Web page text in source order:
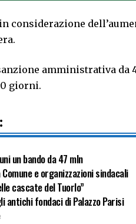
considerazione
amministrativa da
giorni.
un bando da 47 mln
e organizzazioni sindacali
cascate del Tuorlo”
antichi fondaci di Palazzo Parisi